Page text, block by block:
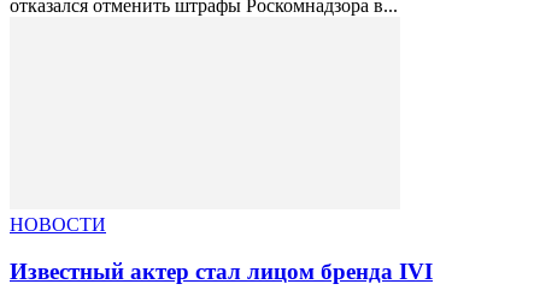
отказался отменить штрафы Роскомнадзора в...
НОВОСТИ
Известный актер стал лицом бренда IVI